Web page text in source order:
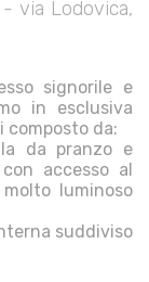
via Lodovica,
signorile e
in esclusiva
composto da:
da pranzo e
accesso al
luminoso
suddiviso